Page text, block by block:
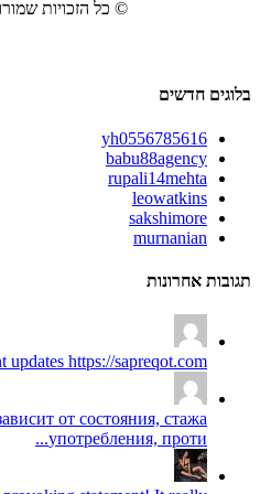
© כל הזכויות
בלוגים חדשים
yh0556785616
babu88agency
rupali14mehta
leowatkins
sakshimore
murnanian
תגובות אחרונות
https://sapreqot.com...
от состояния, стажа
употребления, проти...